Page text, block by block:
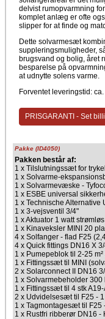
delvist rumopvarmning
komplet anlæg er ofte
slipper for at finde og
Dette solvarmesæt
suppleringsmuligheder,
brugsvand og bolig, året
besparelse på
at udnytte solens varme.
Forventet leveringstid:
PRISGARANTI - Set
Pakke (ID4050)
Pakken består af:
1 x Tilslutningssæt for
1 x Solvarme-
1 x Solvarmevæske -
1 x ESBE universal
1 x Technische Alternative
1 x 3-vejsventil 3/4"
1 x Aktuator 1 watt
1 x Kinaveksler MINI 20
4 x Solfanger - flad F25
4 x Quick fittings DN16 X
1 x Pumepeblok til 2-25
1 x Fittingssæt til MINI
2 x Solarconnect II DN16
1 x Solvarmebeholder
1 x Fittingssæt til 4 stk
2 x Udvidelsesæt til F25 - 1
1 x Tagmontagesæt til F25
1 x Rustfri ribberør DN16 -